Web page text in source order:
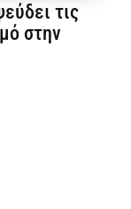
τις
στην